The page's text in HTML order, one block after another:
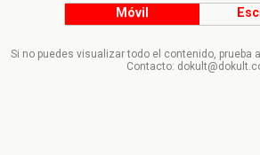
Móvil
Si no puedes visualizar todo el contenido, prueba
Contacto: